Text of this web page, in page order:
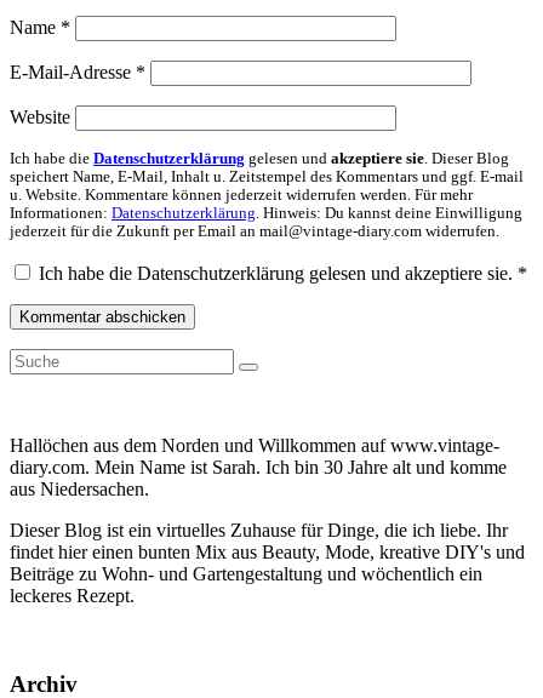
Name *
E-Mail-Adresse *
Website
Ich habe die Datenschutzerklärung gelesen und akzeptiere sie. Dieser Blog
speichert Name, E-Mail, Inhalt u. Zeitstempel des Kommentars und ggf. E-mail
u. Website. Kommentare können jederzeit widerrufen werden. Für mehr
Informationen: Datenschutzerklärung. Hinweis: Du kannst deine Einwilligung
jederzeit für die Zukunft per Email an mail@vintage-diary.com widerrufen.
Ich habe die Datenschutzerklärung gelesen und akzeptiere sie. *
Suche
nach:
Suche
Hallöchen aus dem Norden und Willkommen auf www.vintage-
diary.com. Mein Name ist Sarah. Ich bin 30 Jahre alt und komme
aus Niedersachen.
Dieser Blog ist ein virtuelles Zuhause für Dinge, die ich liebe. Ihr
findet hier einen bunten Mix aus Beauty, Mode, kreative DIY's und
Beiträge zu Wohn- und Gartengestaltung und wöchentlich ein
leckeres Rezept.
Archiv